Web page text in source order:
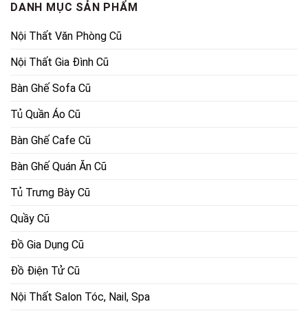
DANH MỤC SẢN PHẨM
Nội Thất Văn Phòng Cũ
Nội Thất Gia Đình Cũ
Bàn Ghế Sofa Cũ
Tủ Quần Áo Cũ
Bàn Ghế Cafe Cũ
Bàn Ghế Quán Ăn Cũ
Tủ Trưng Bày Cũ
Quầy Cũ
Đồ Gia Dụng Cũ
Đồ Điện Tử Cũ
Nội Thất Salon Tóc, Nail, Spa